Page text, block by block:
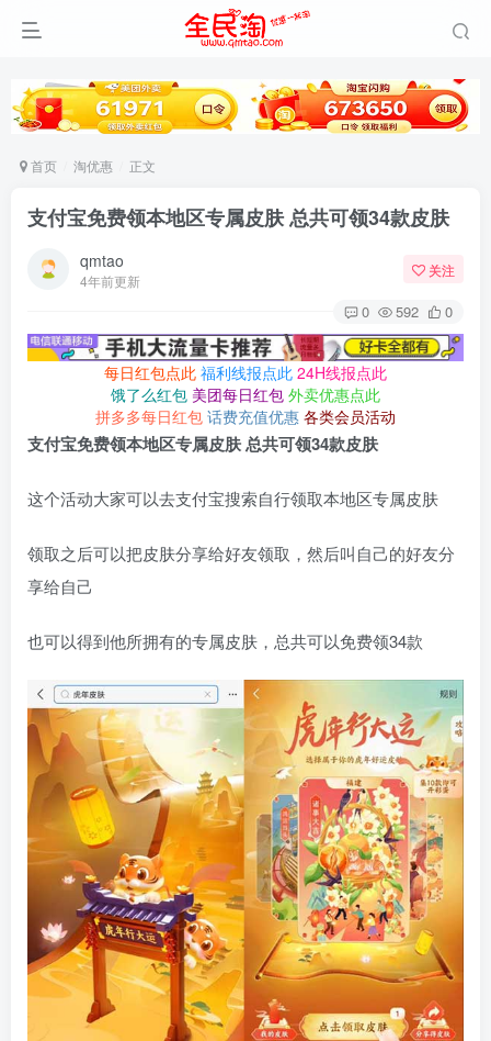
首页 淘优惠 正文
支付宝免费领本地区专属皮肤 总共可领34款皮肤
qmtao
4年前更新
关注
0 592 0
每日红包点此 福利线报点此 24H线报点此
饿了么红包 美团每日红包 外卖优惠点此
拼多多每日红包 话费充值优惠 各类会员活动
支付宝免费领本地区专属皮肤 总共可领34款皮肤
这个活动大家可以去支付宝搜索自行领取本地区专属皮肤
领取之后可以把皮肤分享给好友领取，然后叫自己的好友分
享给自己
也可以得到他所拥有的专属皮肤，总共可以免费领34款